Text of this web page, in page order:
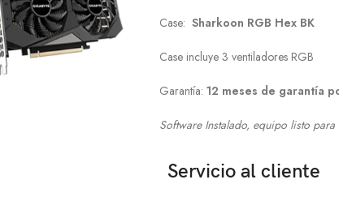
Case: Sharkoon RGB Hex BK
Case incluye 3 ventiladores RGB
Garantía: 12 meses de garantía
Software Instalado, equipo listo para
Servicio al cliente